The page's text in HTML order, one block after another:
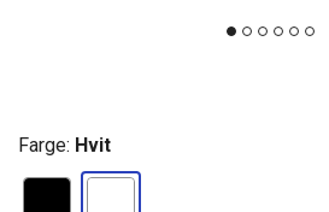
Farge: Hvit